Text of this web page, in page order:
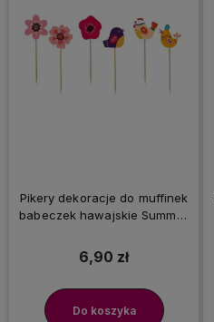
Pikery dekoracje do muffinek
babeczek hawajskie Summer
6,90 zł
Do koszyka